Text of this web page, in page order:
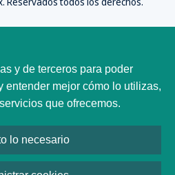
logotipos y nombres de marca son
Todos los nombres de empresas,
en este sitio web son solo para fines de
y de terceros para poder
entender mejor cómo lo utilizas,
que ofrecemos.
lo necesario